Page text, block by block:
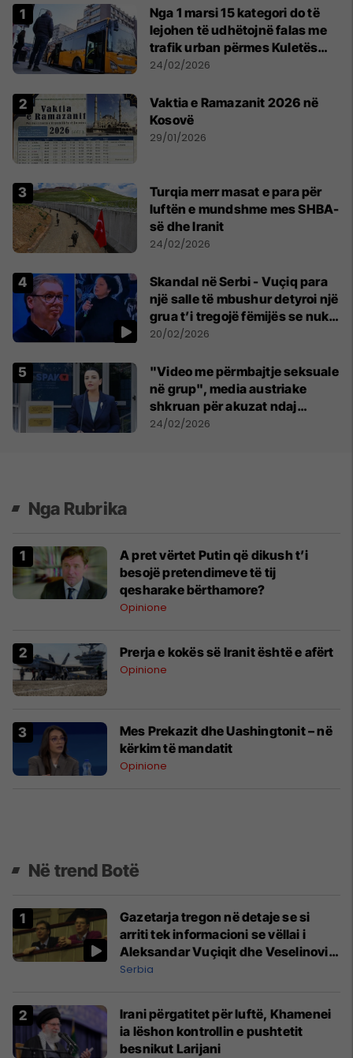
Nga 1 marsi 15 kategori do të
lejohen të udhëtojnë falas me
trafik urban përmes Kuletës
Digjitale
24/02/2026
Vaktia e Ramazanit 2026 në
Kosovë
29/01/2026
Turqia merr masat e para për
luftën e mundshme mes SHBA-
së dhe Iranit
24/02/2026
Skandal në Serbi - Vuçiq para
një salle të mbushur detyroi një
grua t’i tregojë fëmijës se nuk
është nëna e tij
20/02/2026
"Video me përmbajtje seksuale
në grup", media austriake
shkruan për akuzat ndaj
Belinda Ballukut
24/02/2026
Nga Rubrika
A pret vërtet Putin që dikush t’i
besojë pretendimeve të tij
qesharake bërthamore?
Opinione
Prerja e kokës së Iranit është e afërt
Opinione
Mes Prekazit dhe Uashingtonit – në
kërkim të mandatit
Opinione
Në trend Botë
Gazetarja tregon në detaje se si
arriti tek informacioni se vëllai i
Aleksandar Vuçiqit dhe Veselinoviq
u bënë miliarderë
Serbia
Irani përgatitet për luftë, Khamenei
ia lëshon kontrollin e pushtetit
besnikut Larijani